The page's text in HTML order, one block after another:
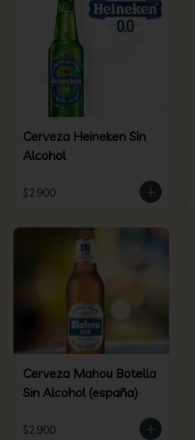
Cerveza Heineken Sin
Alcohol
$2.900
Cerveza Mahou Botella
Sin Alcohol (españa)
$2.900